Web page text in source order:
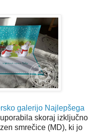
galerijo Najlepšega
skoraj izključno
smrečice (MD), ki jo